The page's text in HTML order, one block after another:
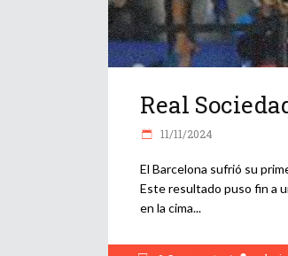
Real
11/11/2024
El Barcelona sufrió su
Este resultado puso fin a
en la cima